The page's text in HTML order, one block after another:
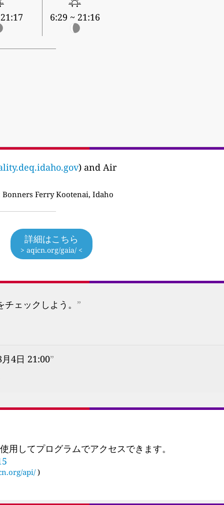
6:29 ~ 21:16
) and Air
Bonners Ferry Kootenai, Idaho
詳細はこちら
> aqicn.org/gaia/ <
ェックしよう。 ”
4日 21:00”
してプログラムでアクセスできます。
api/ )